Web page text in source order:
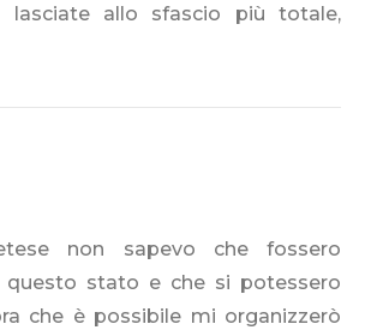
lasciate allo sfascio più totale,
non sapevo che fossero
questo stato e che si potessero
che è possibile mi organizzerò